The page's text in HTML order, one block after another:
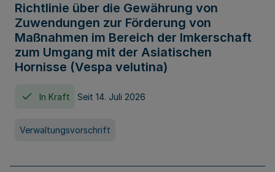
Richtlinie über die Gewährung von
Zuwendungen zur Förderung von
Maßnahmen im Bereich der Imkerschaft
zum Umgang mit der Asiatischen
Hornisse (Vespa velutina)
In Kraft Seit 14. Juli 2026
Verwaltungsvorschrift